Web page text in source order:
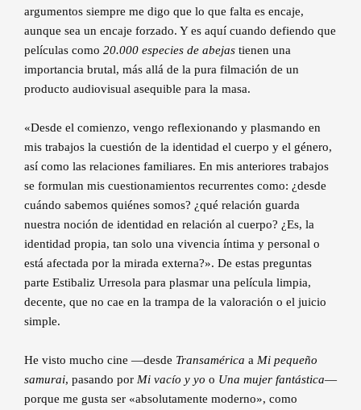
argumentos siempre me digo que lo que falta es encaje,
aunque sea un encaje forzado. Y es aquí cuando defiendo que
películas como 20.000 especies de abejas tienen una
importancia brutal, más allá de la pura filmación de un
producto audiovisual asequible para la masa.
«Desde el comienzo, vengo reflexionando y plasmando en
mis trabajos la cuestión de la identidad el cuerpo y el género,
así como las relaciones familiares. En mis anteriores trabajos
se formulan mis cuestionamientos recurrentes como: ¿desde
cuándo sabemos quiénes somos? ¿qué relación guarda
nuestra noción de identidad en relación al cuerpo? ¿Es, la
identidad propia, tan solo una vivencia íntima y personal o
está afectada por la mirada externa?». De estas preguntas
parte Estibaliz Urresola para plasmar una película limpia,
decente, que no cae en la trampa de la valoración o el juicio
simple.
He visto mucho cine —desde Transamérica a Mi pequeño
samurai, pasando por Mi vacío y yo o Una mujer fantástica—
porque me gusta ser «absolutamente moderno», como